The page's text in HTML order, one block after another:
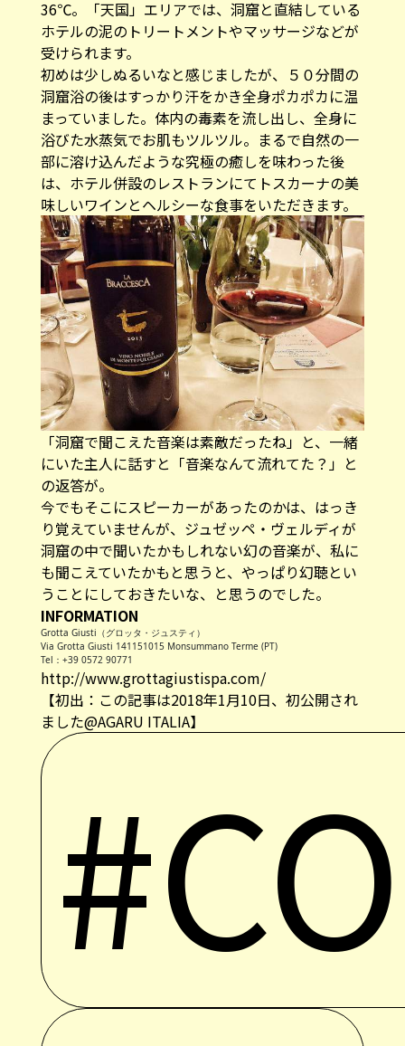
36℃。「天国」エリアでは、洞窟と直結している
ホテルの泥のトリートメントやマッサージなどが
受けられます。
初めは少しぬるいなと感じましたが、５０分間の
洞窟浴の後はすっかり汗をかき全身ポカポカに温
まっていました。体内の毒素を流し出し、全身に
浴びた水蒸気でお肌もツルツル。まるで自然の一
部に溶け込んだような究極の癒しを味わった後
は、ホテル併設のレストランにてトスカーナの美
味しいワインとヘルシーな食事をいただきます。
「洞窟で聞こえた音楽は素敵だったね」と、一緒
にいた主人に話すと「音楽なんて流れてた？」と
の返答が。
今でもそこにスピーカーがあったのかは、はっき
り覚えていませんが、ジュゼッペ・ヴェルディが
洞窟の中で聞いたかもしれない幻の音楽が、私に
も聞こえていたかもと思うと、やっぱり幻聴とい
うことにしておきたいな、と思うのでした。
INFORMATION
Grotta Giusti（グロッタ・ジュスティ）
Via Grotta Giusti 141151015 Monsummano Terme (PT)
Tel：+39 0572 90771
http://www.grottagiustispa.com/
【初出：この記事は2018年1月10日、初公開され
ました@AGARU ITALIA】